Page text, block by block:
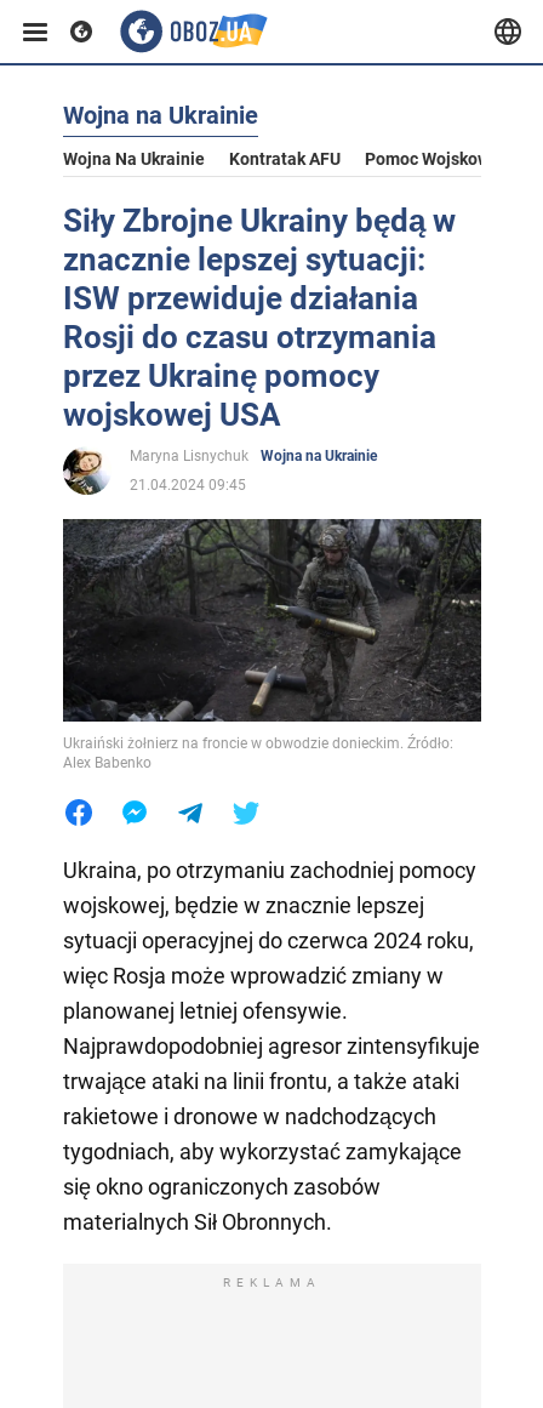
Wojna na Ukrainie
Wojna Na Ukrainie Kontratak AFU Pomoc Wojskowa Dla
Siły Zbrojne Ukrainy będą w
znacznie lepszej sytuacji:
ISW przewiduje działania
Rosji do czasu otrzymania
przez Ukrainę pomocy
wojskowej USA
Maryna Lisnychuk
Wojna na Ukrainie
21.04.2024 09:45
Ukraiński żołnierz na froncie w obwodzie donieckim. Źródło:
Alex Babenko
Ukraina, po otrzymaniu zachodniej pomocy
wojskowej, będzie w znacznie lepszej
sytuacji operacyjnej do czerwca 2024 roku,
więc Rosja może wprowadzić zmiany w
planowanej letniej ofensywie.
Najprawdopodobniej agresor zintensyfikuje
trwające ataki na linii frontu, a także ataki
rakietowe i dronowe w nadchodzących
tygodniach, aby wykorzystać zamykające
się okno ograniczonych zasobów
materialnych Sił Obronnych.
REKLAMA